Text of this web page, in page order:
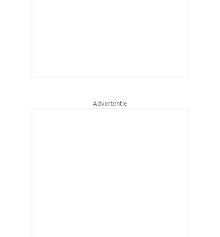
Advertentie